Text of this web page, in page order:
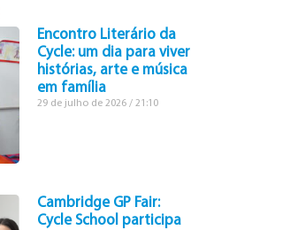
Encontro Literário da
Cycle: um dia para viver
histórias, arte e música
em família
29 de julho de 2026 21:10
Cambridge GP Fair:
Cycle School participa